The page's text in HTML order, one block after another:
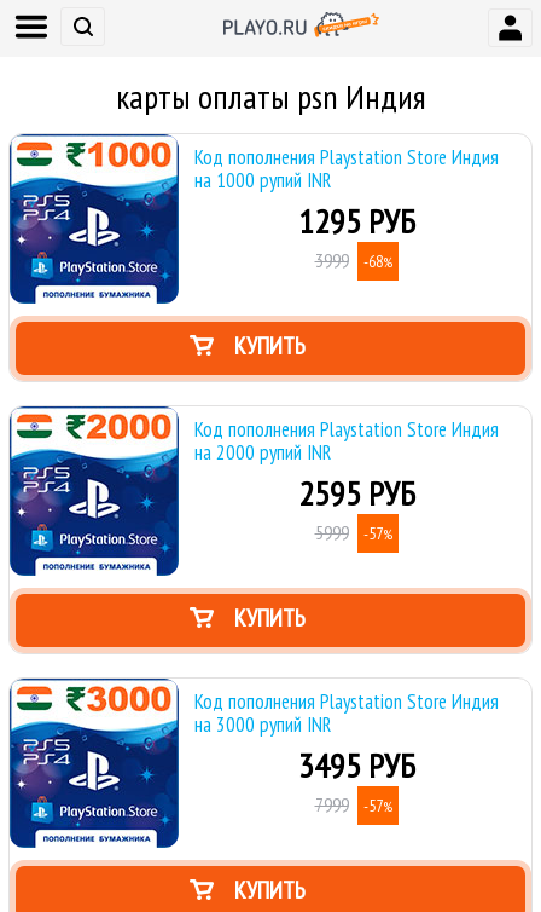
карты оплаты psn Индия
Код пополнения Playstation Store Индия
на 1000 рупий INR
1295 РУБ
3999 -68%
КУПИТЬ
Код пополнения Playstation Store Индия
на 2000 рупий INR
2595 РУБ
5999 -57%
КУПИТЬ
Код пополнения Playstation Store Индия
на 3000 рупий INR
3495 РУБ
7999 -57%
КУПИТЬ